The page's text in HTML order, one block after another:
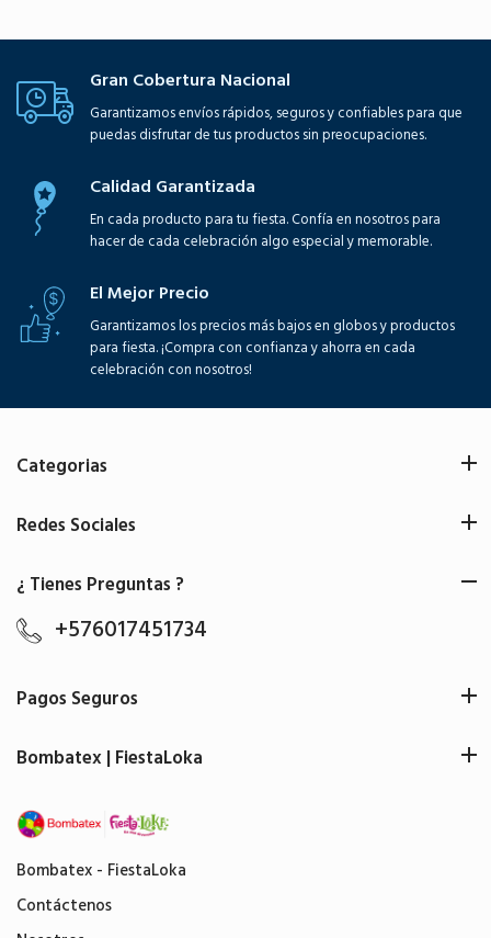
Gran Cobertura Nacional
Garantizamos envíos rápidos, seguros y confiables para que
puedas disfrutar de tus productos sin preocupaciones.
Calidad Garantizada
En cada producto para tu fiesta. Confía en nosotros para
hacer de cada celebración algo especial y memorable.
El Mejor Precio
Garantizamos los precios más bajos en globos y productos
para fiesta. ¡Compra con confianza y ahorra en cada
celebración con nosotros!
Bombatex - FiestaLoka
Contáctenos
Categorias
Redes Sociales
¿ Tienes Preguntas ?
+576017451734
Pagos Seguros
Bombatex | FiestaLoka